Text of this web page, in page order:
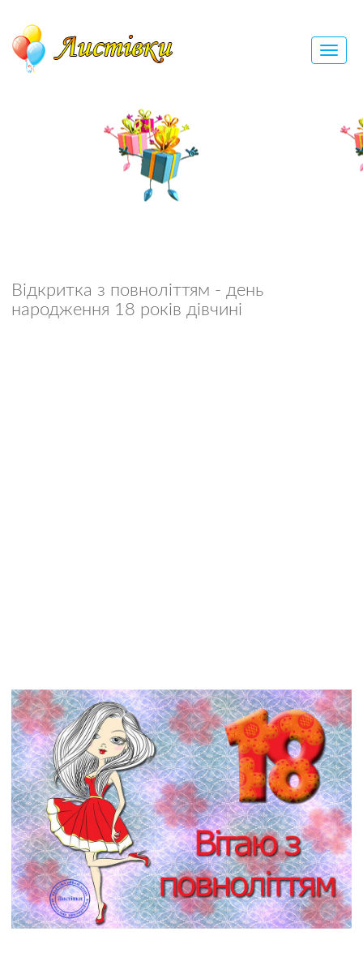
Відкритка з повноліттям - день
народження 18 років дівчині